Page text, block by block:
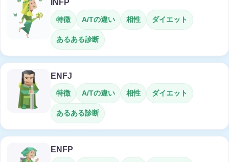
INFP
特徴 A/Tの違い 相性 ダイエット
あるある診断
ENFJ
特徴 A/Tの違い 相性 ダイエット
あるある診断
ENFP